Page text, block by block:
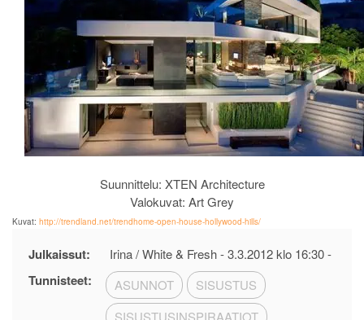
Suunnittelu: XTEN Architecture
Valokuvat: Art Grey
Kuvat: http://trendland.net/trendhome-open-house-hollywood-hills/
Julkaissut: Irina / White & Fresh -3.3.2012 klo 16:30-
Tunnisteet: ASUNNOT
SISUSTUS
SISUSTUSINSPIRAATIOT